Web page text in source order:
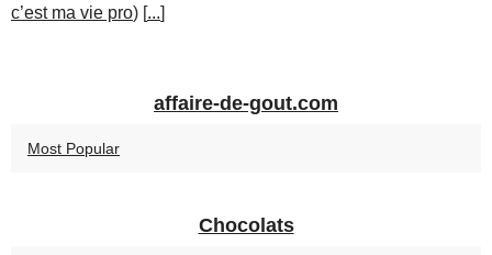
c’est ma vie pro) [...]
affaire-de-gout.com
Most Popular
Chocolats